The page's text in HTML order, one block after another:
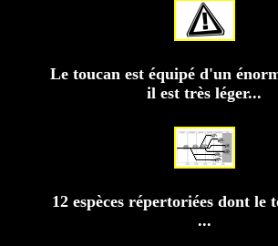
Le toucan est équipé d'un
il est très léger...
12 espèces répertoriées dont le
...